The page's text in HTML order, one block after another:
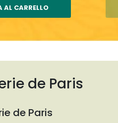
CARRELLO
de Paris
de Paris